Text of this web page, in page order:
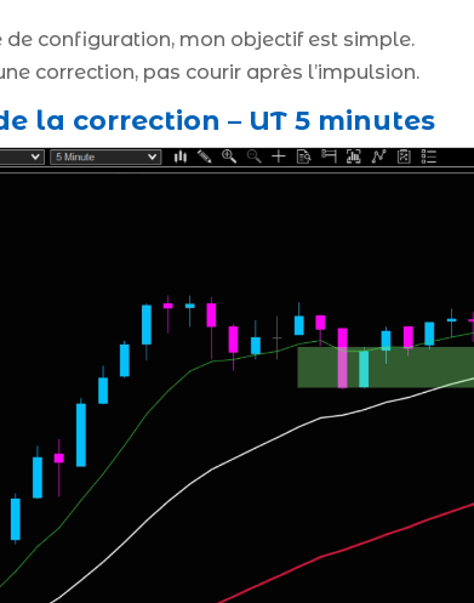
de configuration, mon objectif est simple.
correction, pas courir après l’impulsion.
la correction – UT 5 minutes